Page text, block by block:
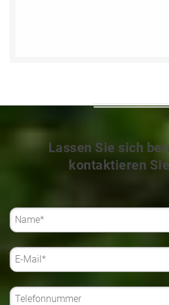
Lassen Sie sich
kontaktieren